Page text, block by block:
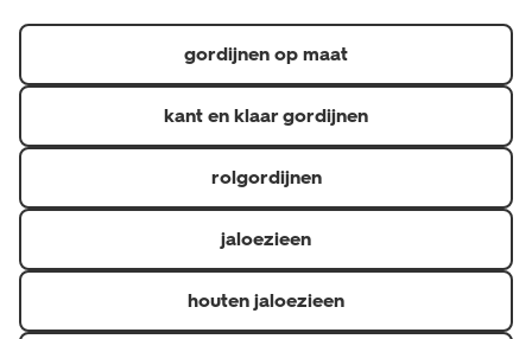
raamdecoratie hebt gekocht.
(confectioneren is het op maat maken van gordijnen).
gordijnen op maat
kant en klaar gordijnen
rolgordijnen
jaloezieen
houten jaloezieen